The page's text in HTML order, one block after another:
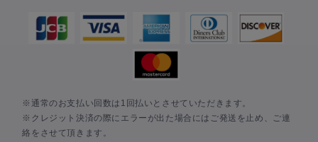
※通常のお支払い回数は1回払いとさせていただきます。
※クレジット決済の際にエラーが出た場合にはご発送を止め、ご連
絡をさせて頂きます。